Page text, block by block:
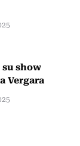
show
Vergara